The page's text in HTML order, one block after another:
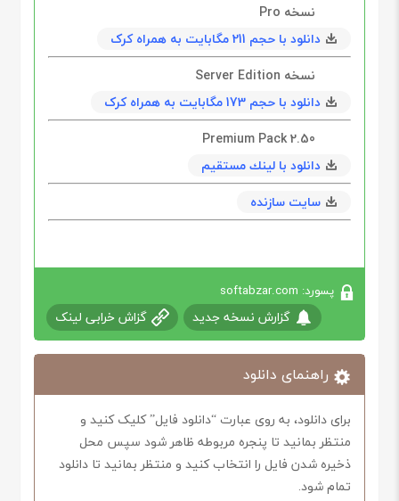
نسخه Pro
دانلود با حجم 211 مگابايت به همراه کرک
نسخه Server Edition
دانلود با حجم 173 مگابايت به همراه کرک
Premium Pack 2.50
دانلود با لينك مستقيم
سایت سازنده
پسورد: softabzar.com
گزارش نسخه جدید گزاش خرابی لینک
راهنمای دانلود
برای دانلود، به روی عبارت “دانلود فایل” کلیک کنید و
منتظر بمانید تا پنجره مربوطه ظاهر شود سپس محل
ذخیره شدن فایل را انتخاب کنید و منتظر بمانید تا دانلود
تمام شود.